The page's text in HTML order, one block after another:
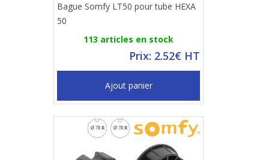
Bague Somfy LT50 pour tube HEXA
50
113 articles en stock
Prix: 2.52€ HT
Ajout panier